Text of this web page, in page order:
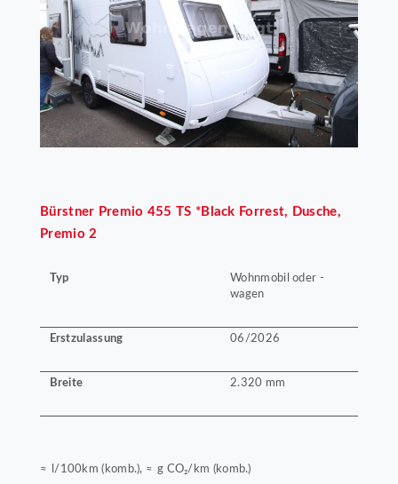
Bürstner Premio 455 TS *Black Forrest, Dusche,
Premio 2
Typ
Wohnmobil oder -
wagen
Erstzulassung 06/2026
Breite 2.320 mm
≈ l/100km (komb.), ≈ g CO₂/km (komb.)